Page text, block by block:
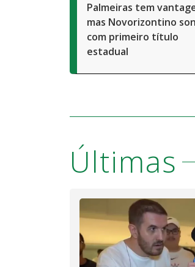
Palmeiras tem
mas Novorizontino
com primeiro título
estadual
Últimas